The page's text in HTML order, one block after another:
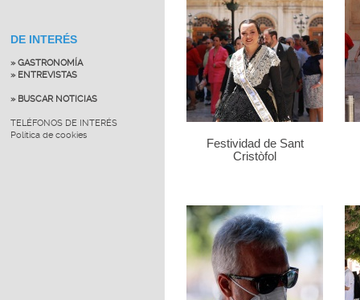
DE INTERÉS
» GASTRONOMÍA
» ENTREVISTAS
» BUSCAR NOTICIAS
TELÉFONOS DE INTERÉS
Política de cookies
Festividad de Sant
Cristòfol